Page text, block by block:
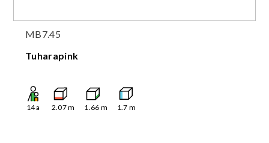
MB7.45
Tuharapink
14a 2.07m 1.66 m 1.7 m